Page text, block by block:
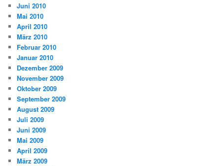
Juni 2010
Mai 2010
April 2010
März 2010
Februar 2010
Januar 2010
Dezember 2009
November 2009
Oktober 2009
September 2009
August 2009
Juli 2009
Juni 2009
Mai 2009
April 2009
März 2009